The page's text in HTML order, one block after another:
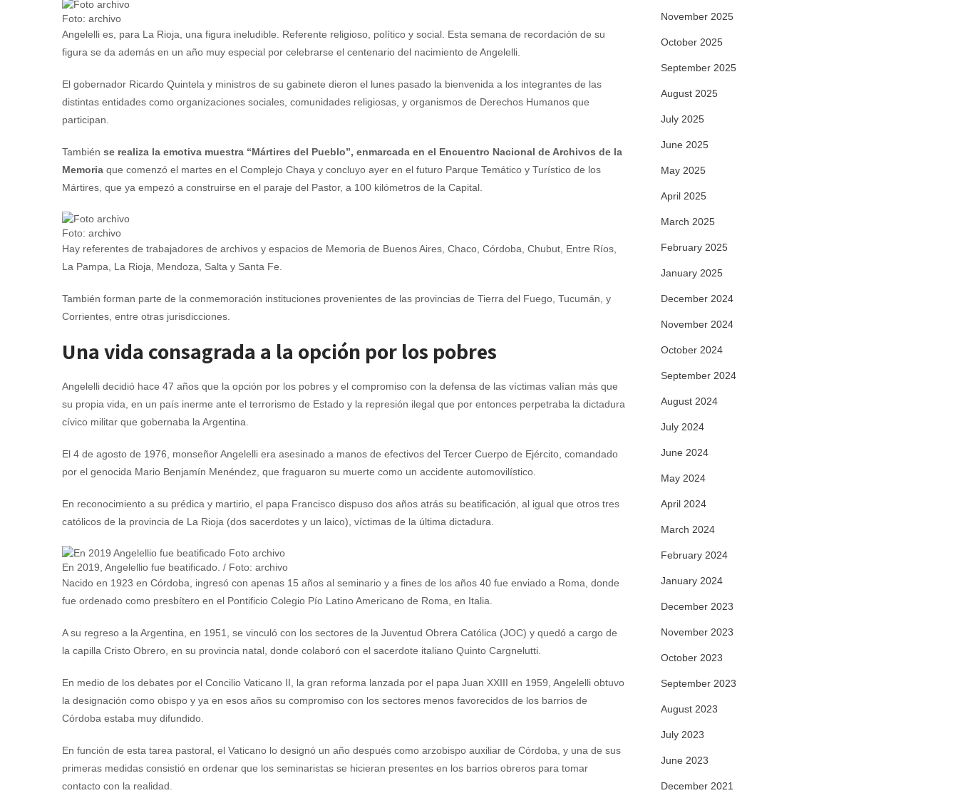
Foto: archivo
Angelelli es, para La Rioja, una figura ineludible. Referente religioso, político y social. Esta semana de recordación de su
figura se da además en un año muy especial por celebrarse el centenario del nacimiento de Angelelli.
El gobernador Ricardo Quintela y ministros de su gabinete dieron el lunes pasado la bienvenida a los integrantes de las
distintas entidades como organizaciones sociales, comunidades religiosas, y organismos de Derechos Humanos que
participan.
También se realiza la emotiva muestra “Mártires del Pueblo”, enmarcada en el Encuentro Nacional de Archivos de la
Memoria que comenzó el martes en el Complejo Chaya y concluyo ayer en el futuro Parque Temático y Turístico de los
Mártires, que ya empezó a construirse en el paraje del Pastor, a 100 kilómetros de la Capital.
Foto: archivo
Hay referentes de trabajadores de archivos y espacios de Memoria de Buenos Aires, Chaco, Córdoba, Chubut, Entre Ríos,
La Pampa, La Rioja, Mendoza, Salta y Santa Fe.
También forman parte de la conmemoración instituciones provenientes de las provincias de Tierra del Fuego, Tucumán, y
Corrientes, entre otras jurisdicciones.
Una vida consagrada a la opción por los pobres
Angelelli decidió hace 47 años que la opción por los pobres y el compromiso con la defensa de las víctimas valían más que
su propia vida, en un país inerme ante el terrorismo de Estado y la represión ilegal que por entonces perpetraba la dictadura
cívico militar que gobernaba la Argentina.
El 4 de agosto de 1976, monseñor Angelelli era asesinado a manos de efectivos del Tercer Cuerpo de Ejército, comandado
por el genocida Mario Benjamín Menéndez, que fraguaron su muerte como un accidente automovilístico.
En reconocimiento a su prédica y martirio, el papa Francisco dispuso dos años atrás su beatificación, al igual que otros tres
católicos de la provincia de La Rioja (dos sacerdotes y un laico), víctimas de la última dictadura.
En 2019, Angelellio fue beatificado. / Foto: archivo
Nacido en 1923 en Córdoba, ingresó con apenas 15 años al seminario y a fines de los años 40 fue enviado a Roma, donde
fue ordenado como presbítero en el Pontificio Colegio Pío Latino Americano de Roma, en Italia.
A su regreso a la Argentina, en 1951, se vinculó con los sectores de la Juventud Obrera Católica (JOC) y quedó a cargo de
la capilla Cristo Obrero, en su provincia natal, donde colaboró con el sacerdote italiano Quinto Cargnelutti.
En medio de los debates por el Concilio Vaticano II, la gran reforma lanzada por el papa Juan XXIII en 1959, Angelelli obtuvo
la designación como obispo y ya en esos años su compromiso con los sectores menos favorecidos de los barrios de
Córdoba estaba muy difundido.
En función de esta tarea pastoral, el Vaticano lo designó un año después como arzobispo auxiliar de Córdoba, y una de sus
primeras medidas consistió en ordenar que los seminaristas se hicieran presentes en los barrios obreros para tomar
contacto con la realidad.
November 2025
October 2025
September 2025
August 2025
July 2025
June 2025
May 2025
April 2025
March 2025
February 2025
January 2025
December 2024
November 2024
October 2024
September 2024
August 2024
July 2024
June 2024
May 2024
April 2024
March 2024
February 2024
January 2024
December 2023
November 2023
October 2023
September 2023
August 2023
July 2023
June 2023
December 2021